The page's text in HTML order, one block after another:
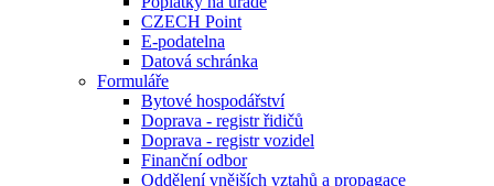
CZECH Point
E-podatelna
Datová schránka
Formuláře
Bytové hospodářství
Doprava - registr řidičů
Doprava - registr vozidel
Finanční odbor
Oddělení vnějších vztahů a propagace